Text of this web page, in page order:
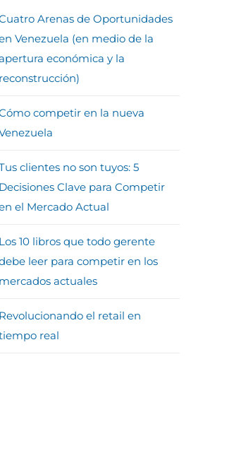
Arenas de Oportunidades
Venezuela (en medio de la
económica y la
reconstrucción)
competir en la nueva
clientes no son tuyos: 5
Decisiones Clave para Competir
el Mercado Actual
Los 10 libros que todo gerente
leer para competir en los
mercados actuales
Revolucionando el retail en
real